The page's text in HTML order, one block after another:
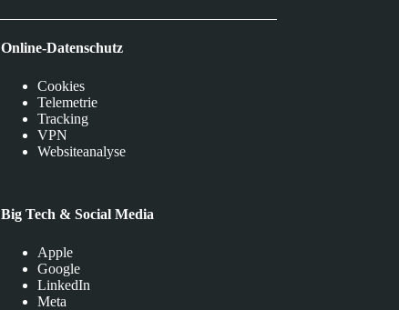
Online-Datenschutz
Cookies
Telemetrie
Tracking
VPN
Websiteanalyse
Big Tech & Social Media
Apple
Google
LinkedIn
Meta